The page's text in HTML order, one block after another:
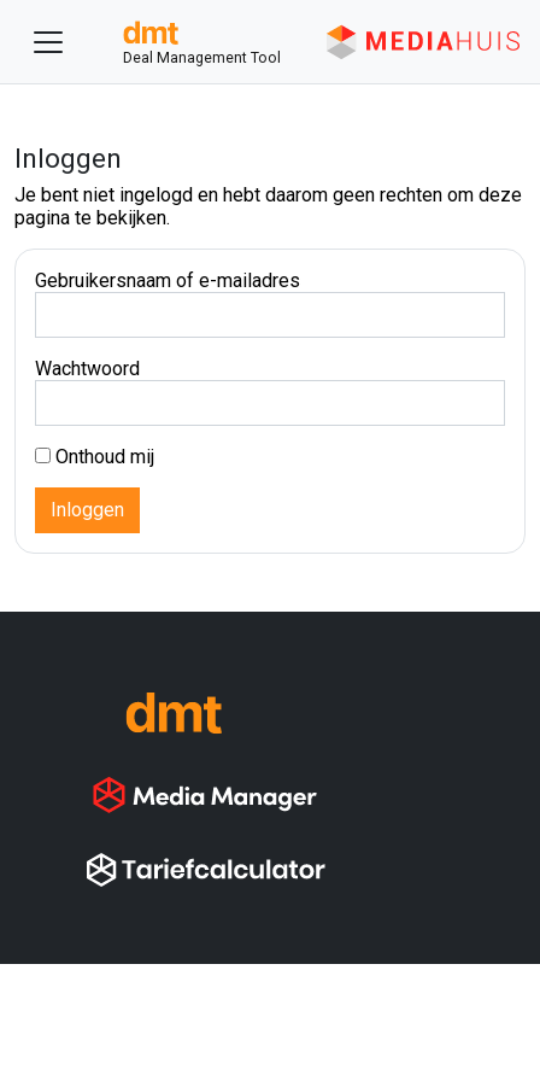
Deal Management Tool
Inloggen
Je bent niet ingelogd en hebt daarom geen rechten om deze
pagina te bekijken.
Gebruikersnaam of e-mailadres
Wachtwoord
Onthoud mij